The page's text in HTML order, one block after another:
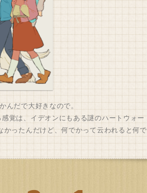
んだで大好きなので。
覚は、イデオンにもある謎のハートウォー
かったんだけど、何でかって云われると何で